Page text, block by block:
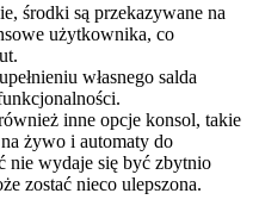
środki są przekazywane na
użytkownika, co
własnego salda
inne opcje konsol, takie
żywo i automaty do
nie wydaje się być zbytnio
zostać nieco ulepszona.